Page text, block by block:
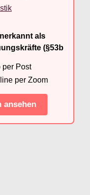
als
(§53b
per Post
per Zoom
ansehen